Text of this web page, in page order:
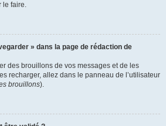
le faire.
» dans la page de rédaction de
des brouillons de vos messages et de les
recharger, allez dans le panneau de l’utilisateur
brouillons).